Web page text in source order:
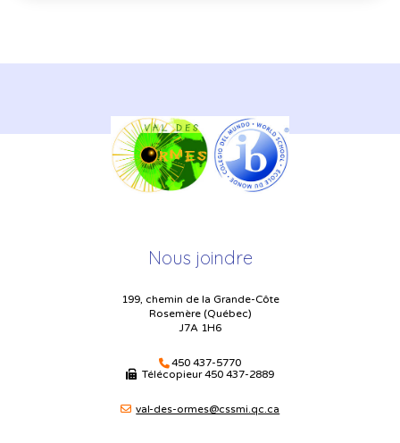
Nous joindre
199, chemin de la Grande-Côte
Rosemère (Québec)
J7A 1H6
450 437-5770
Télécopieur450 437-2889
val-des-ormes@cssmi.qc.ca